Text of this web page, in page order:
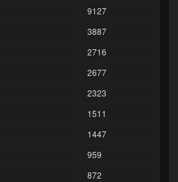
9127
3887
2716
2677
2323
1511
1447
959
872